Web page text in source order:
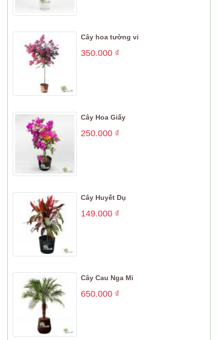
Cây hoa tường vi
350.000 ₫
Cây Hoa Giấy
250.000 ₫
Cây Huyết Dụ
149.000 ₫
Cây Cau Nga Mi
650.000 ₫